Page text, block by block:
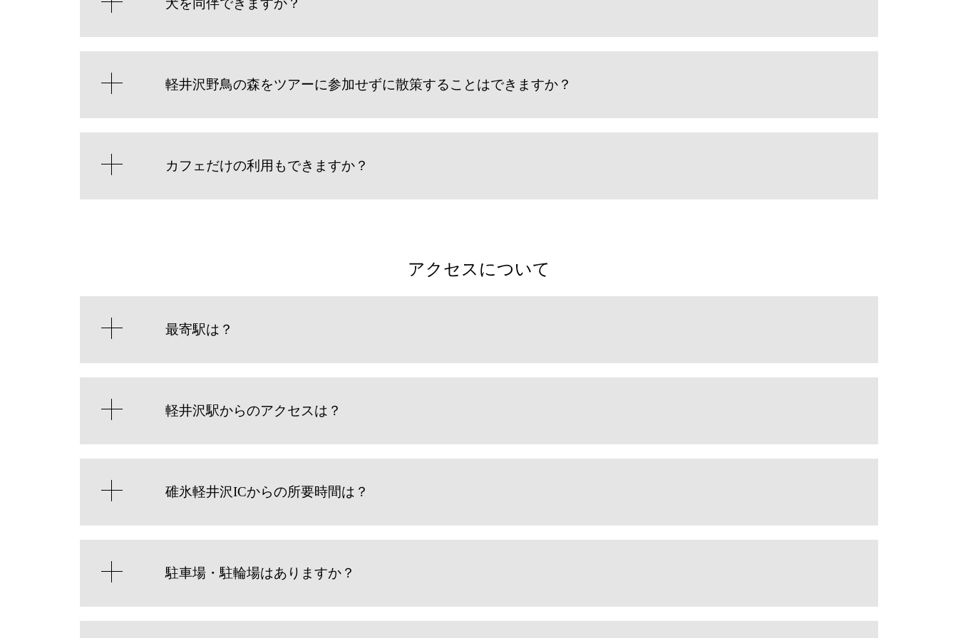
犬を同伴できますか？
軽井沢野鳥の森をツアーに参加せずに散策することはできますか？
カフェだけの利用もできますか？
アクセスについて
最寄駅は？
軽井沢駅からのアクセスは？
碓氷軽井沢ICからの所要時間は？
駐車場・駐輪場はありますか？